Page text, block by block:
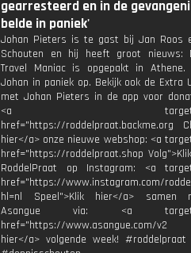
gearresteerd en in de
belde in paniek'
Johan Pieters is te gast bij Jan Roos
Schouten en hij heeft groot nieuws:
Travel Maniac is opgepakt in Athene.
Johan in paniek op. Bekijk ook de Extra
met Johan Pieters in de app voor
<a
href="https://roddelpraat.backme.org
hier</a> onze nieuwe webshop: <a
href="https://roddelpraat.shop
RoddelPraat op Instagram: <a
href="https://www.instagram.com/
hl=nl Speel">Klik hier</a> samen
Asangue via: <a
href="https://www.asangue.com/v2
hier</a> volgende week!